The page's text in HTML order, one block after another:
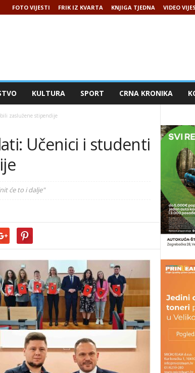
FOTO VIJESTI FRIK IZ KVARTA KNJIGA TJEDNA VIDEO
KULTURA SPORT CRNA KRONIKA
zaslužene stipendije
Učenici i studenti
će to i dalje"